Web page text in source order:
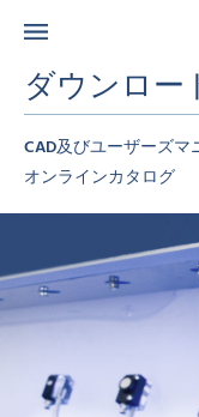
ダウンロー
CAD及びユーザーズマ
オンラインカタログ